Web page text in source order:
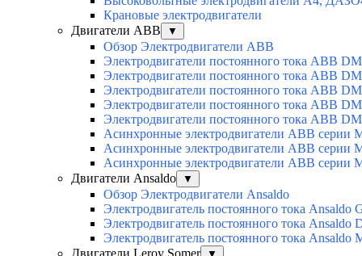
Крановые электродвигатели
Двигатели ABB
▼
Обзор Электродвигатели ABB
Электродвигатели постоянного тока ABB
Электродвигатели постоянного тока ABB
Электродвигатели постоянного тока ABB
Электродвигатели постоянного тока ABB
Электродвигатели постоянного тока ABB
Асинхронные электродвигатели ABB серии
Асинхронные электродвигатели ABB серии
Асинхронные электродвигатели ABB серии
Двигатели Ansaldo
▼
Обзор Электродвигатели Ansaldo
Электродвигатель постоянного тока Ansaldo
Электродвигатель постоянного тока Ansaldo
Электродвигатель постоянного тока Ansaldo